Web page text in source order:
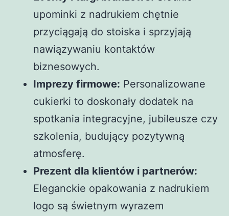
upominki z nadrukiem chętnie
przyciągają do stoiska i sprzyjają
nawiązywaniu kontaktów
biznesowych.
Imprezy firmowe: Personalizowane
cukierki to doskonały dodatek na
spotkania integracyjne, jubileusze czy
szkolenia, budujący pozytywną
atmosferę.
Prezent dla klientów i partnerów:
Eleganckie opakowania z nadrukiem
logo są świetnym wyrazem